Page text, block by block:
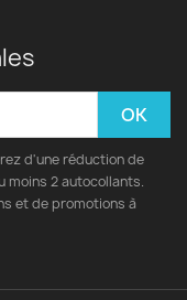
d'une réduction de
moins 2 autocollants.
et de promotions à